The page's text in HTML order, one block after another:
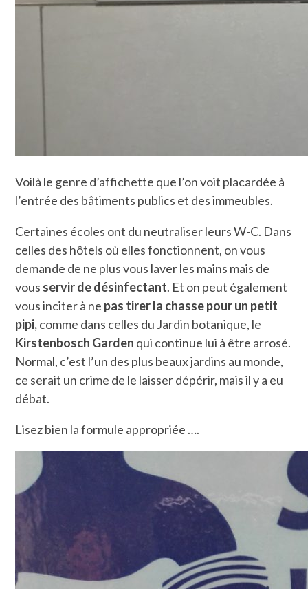
Voilà le genre d’affichette que l’on voit placardée à
l’entrée des bâtiments publics et des immeubles.
Certaines écoles ont du neutraliser leurs W-C. Dans
celles des hôtels où elles fonctionnent, on vous
demande de ne plus vous laver les mains mais de
vous servir de désinfectant. Et on peut également
vous inciter à ne pas tirer la chasse pour un petit
pipi,comme dans celles du Jardin botanique, le
Kirstenbosch Garden qui continue lui à être arrosé.
Normal, c’est l’un des plus beaux jardins au monde,
ce serait un crime de le laisser dépérir, mais il y a eu
débat.
Lisez bien la formule appropriée ….